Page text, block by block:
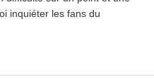
inquiéter les fans du